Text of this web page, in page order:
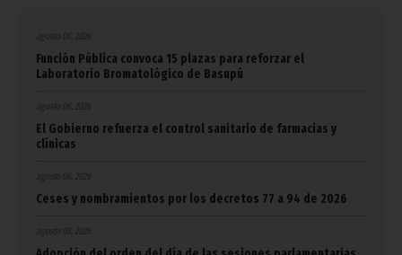
agosto 06, 2026
Función Pública convoca 15 plazas para reforzar el
Laboratorio Bromatológico de Basupú
agosto 06, 2026
El Gobierno refuerza el control sanitario de farmacias y
clínicas
agosto 06, 2026
Ceses y nombramientos por los decretos 77 a 94 de 2026